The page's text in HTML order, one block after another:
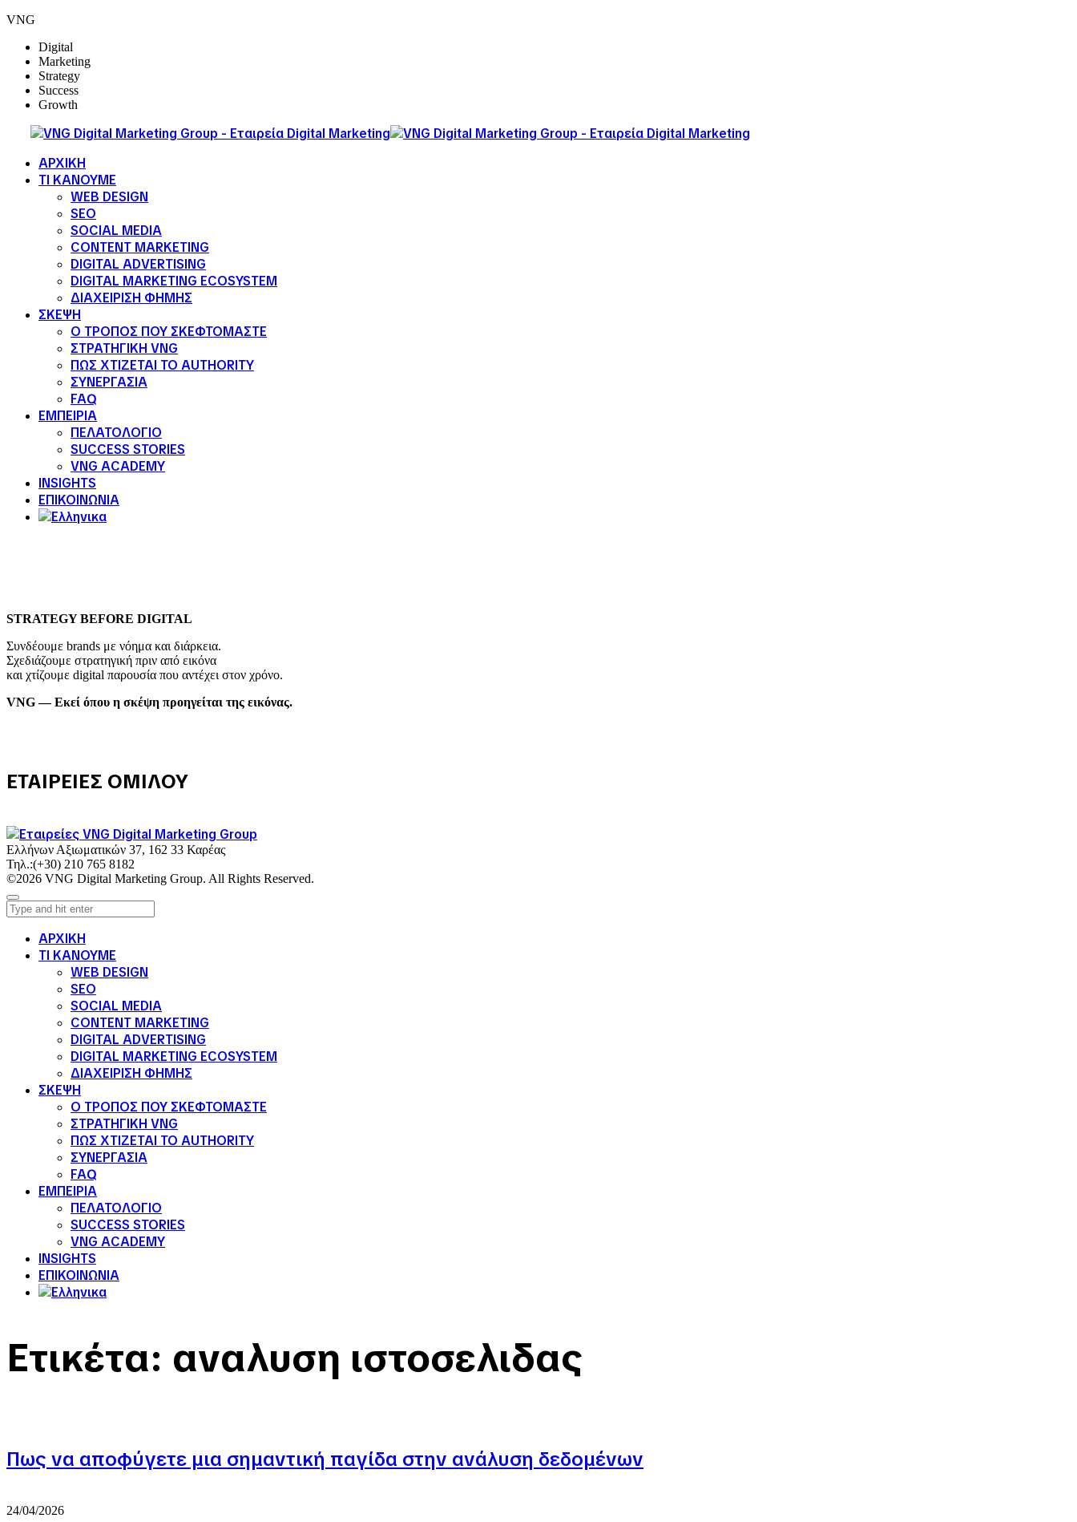
VNG
Digital
Marketing
Strategy
Success
Growth
ΑΡΧΙΚΗ
ΤΙ ΚΑΝΟΥΜΕ
WEB DESIGN
SEO
SOCIAL MEDIA
CONTENT MARKETING
DIGITAL ADVERTISING
DIGITAL MARKETING ECOSYSTEM
ΔΙΑΧΕΙΡΙΣΗ ΦΗΜΗΣ
ΣΚΕΨΗ
Ο ΤΡΟΠΟΣ ΠΟΥ ΣΚΕΦΤΟΜΑΣΤΕ
ΣΤΡΑΤΗΓΙΚΗ VNG
ΠΩΣ ΧΤΙΖΕΤΑΙ ΤΟ AUTHORITY
ΣΥΝΕΡΓΑΣΙΑ
FAQ
ΕΜΠΕΙΡΙΑ
ΠΕΛΑΤΟΛΟΓΙΟ
SUCCESS STORIES
VNG ACADEMY
INSIGHTS
ΕΠΙΚΟΙΝΩΝΙΑ
STRATEGY BEFORE DIGITAL
Συνδέουμε brands με νόημα και διάρκεια.
Σχεδιάζουμε στρατηγική πριν από εικόνα
και χτίζουμε digital παρουσία που αντέχει στον χρόνο.
VNG — Εκεί όπου η σκέψη προηγείται της εικόνας.
ΕΤΑΙΡΕΙΕΣ ΟΜΙΛΟΥ
Ελλήνων Αξιωματικών 37, 162 33 Καρέας
Τηλ.:(+30) 210 765 8182
©2026 VNG Digital Marketing Group. All Rights Reserved.
ΑΡΧΙΚΗ
ΤΙ ΚΑΝΟΥΜΕ
WEB DESIGN
SEO
SOCIAL MEDIA
CONTENT MARKETING
DIGITAL ADVERTISING
DIGITAL MARKETING ECOSYSTEM
ΔΙΑΧΕΙΡΙΣΗ ΦΗΜΗΣ
ΣΚΕΨΗ
Ο ΤΡΟΠΟΣ ΠΟΥ ΣΚΕΦΤΟΜΑΣΤΕ
ΣΤΡΑΤΗΓΙΚΗ VNG
ΠΩΣ ΧΤΙΖΕΤΑΙ ΤΟ AUTHORITY
ΣΥΝΕΡΓΑΣΙΑ
FAQ
ΕΜΠΕΙΡΙΑ
ΠΕΛΑΤΟΛΟΓΙΟ
SUCCESS STORIES
VNG ACADEMY
INSIGHTS
ΕΠΙΚΟΙΝΩΝΙΑ
Ετικέτα: αναλυση ιστοσελιδας
Πως να αποφύγετε μια σημαντική παγίδα στην ανάλυση δεδομένων
24/04/2026